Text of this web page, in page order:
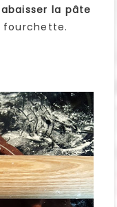
abaisser la pâte
fourchette.